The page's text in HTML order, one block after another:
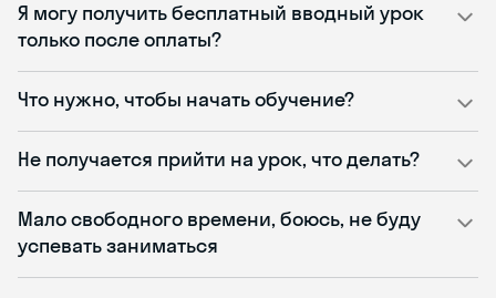
Я могу получить бесплатный вводный урок
только после оплаты?
Что нужно, чтобы начать обучение?
Не получается прийти на урок, что делать?
Мало свободного времени, боюсь, не буду
успевать заниматься